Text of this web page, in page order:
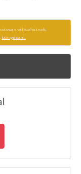
változhatnak,
böngészni.